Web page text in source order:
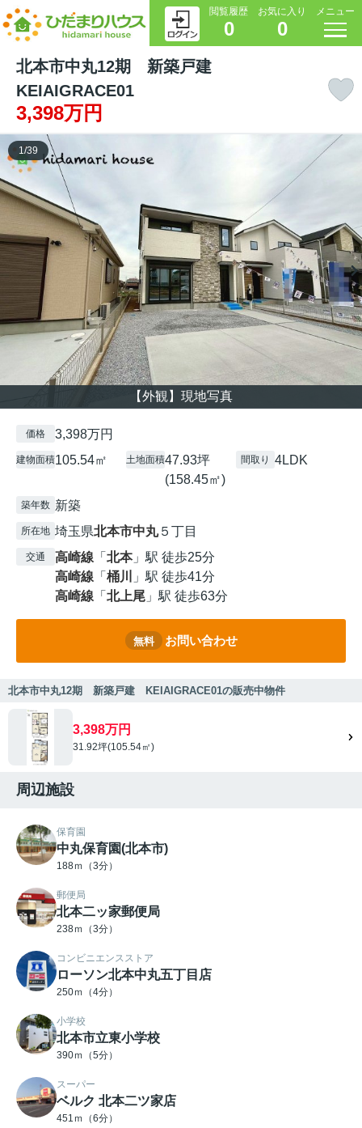
閲覧履歴
0
お気に入り
0
メニュー
北本市中丸12期 新築戸建
KEIAIGRACE01
3,398万円
【外観】現地写真
1/39
価格 3,398万円
建物面積105.54㎡ 土地面積47.93坪
(158.45㎡)
間取り 4LDK
築年数 新築
所在地 埼玉県北本市中丸５丁目
交通 高崎線 「 北本」駅 徒歩25分
高崎線 「 桶川
」駅 徒歩41分
高崎線 「 北上尾 」駅 徒歩63分
無料 お問い合わせ
北本市中丸12期 新築戸建 KEIAIGRACE01の販売中物件
3,398万円
31.92坪(105.54㎡)
周辺施設
保育園
中丸保育園(北本市)
188ｍ（3分）
郵便局
北本二ッ家郵便局
238ｍ（3分）
コンビニエンスストア
ローソン北本中丸五丁目店
250ｍ（4分）
小学校
北本市立東小学校
390ｍ（5分）
スーパー
ベルク 北本二ツ家店
451ｍ（6分）